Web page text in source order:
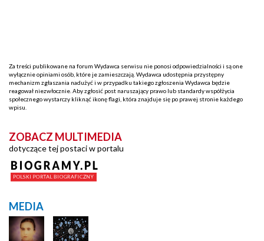
Za treści publikowane na forum Wydawca serwisu nie ponosi odpowiedzialności i są one
wyłącznie opiniami osób, które je zamieszczają. Wydawca udostępnia przystępny
mechanizm zgłaszania nadużyć i w przypadku takiego zgłoszenia Wydawca będzie
reagował niezwłocznie. Aby zgłosić post naruszający prawo lub standardy współżycia
społecznego wystarczy kliknąć ikonę flagi, która znajduje się po prawej stronie każdego
wpisu.
ZOBACZ MULTIMEDIA
dotyczące tej postaci w portalu
MEDIA